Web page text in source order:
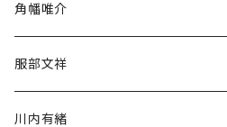
角幡唯介
服部文祥
川内有緒